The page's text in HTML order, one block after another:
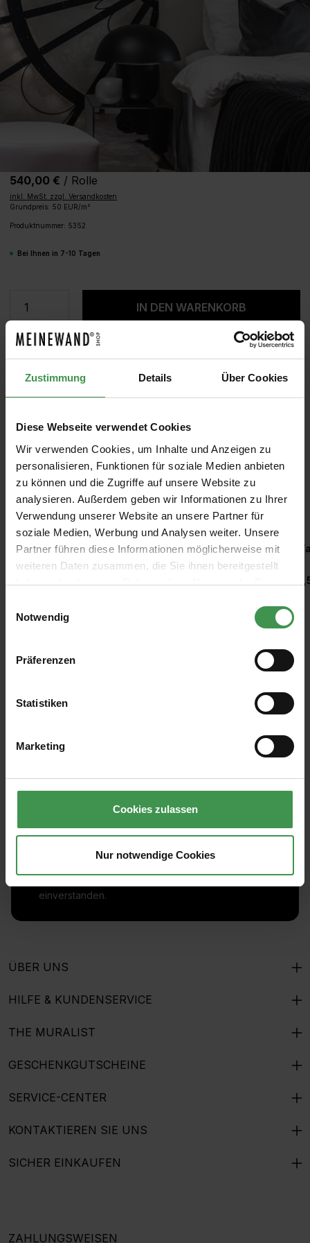
Zustimmung Details Über Cookies
Diese Webseite verwendet Cookies
Wir verwenden Cookies, um Inhalte und Anzeigen zu
personalisieren, Funktionen für soziale Medien anbieten
zu können und die Zugriffe auf unsere Website zu
analysieren. Außerdem geben wir Informationen zu Ihrer
Verwendung unserer Website an unsere Partner für
soziale Medien, Werbung und Analysen weiter. Unsere
Partner führen diese Informationen möglicherweise mit
weiteren Daten zusammen, die Sie ihnen bereitgestellt
haben oder die sie im Rahmen Ihrer Nutzung der Dienste
Notwendig
Präferenzen
Statistiken
Marketing
Cookies zulassen
Nur notwendige Cookies
540,00 € / Rolle
inkl. MwSt. zzgl. Versandkosten
Grundpreis: 50 EUR/m²
Produktnummer: 5352
Bei Ihnen in 7-10 Tagen
Produkt Anzahl: Gib den gewünschten
IN DEN WARENKORB
MUSTER ROLLEN BERECHNEN
Empfohlenes Zubehör
Produktgalerie überspringen
Kleisterroller
Abonnieren Sie den kostenlosen Newsletter und
einverstanden.
ÜBER UNS
HILFE & KUNDENSERVICE
THE MURALIST
GESCHENKGUTSCHEINE
SERVICE-CENTER
KONTAKTIEREN SIE UNS
SICHER EINKAUFEN
ZAHLUNGSWEISEN